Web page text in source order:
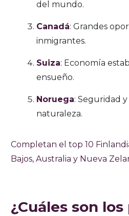
del mundo.
Canadá: Grandes
inmigrantes.
Suiza: Economía
ensueño.
Noruega: Seguridad
naturaleza.
Completan el top 10
Bajos, Australia y Nueva
¿Cuáles son